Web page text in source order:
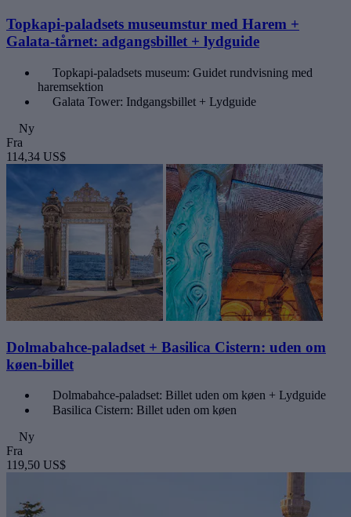
Topkapi-paladsets museumstur med Harem +
Galata-tårnet: adgangsbillet + lydguide
Topkapi-paladsets museum: Guidet rundvisning med
haremsektion
Galata Tower: Indgangsbillet + Lydguide
Ny
Fra
114,34 US$
Dolmabahce-paladset + Basilica Cistern: uden om
køen-billet
Dolmabahce-paladset: Billet uden om køen + Lydguide
Basilica Cistern: Billet uden om køen
Ny
Fra
119,50 US$